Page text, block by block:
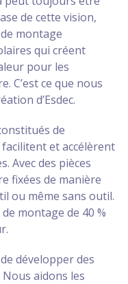
de cette vision,
montage
qui créent
pour les
C’est ce que nous
d’Esdec.
de
et accélèrent
Avec des pièces
fixées de manière
ou même sans outil.
montage de 40 %
développer des
aidons les